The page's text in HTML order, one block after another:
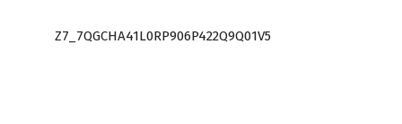
Z7_7QGCHA41L0RP906P422Q9Q01V5